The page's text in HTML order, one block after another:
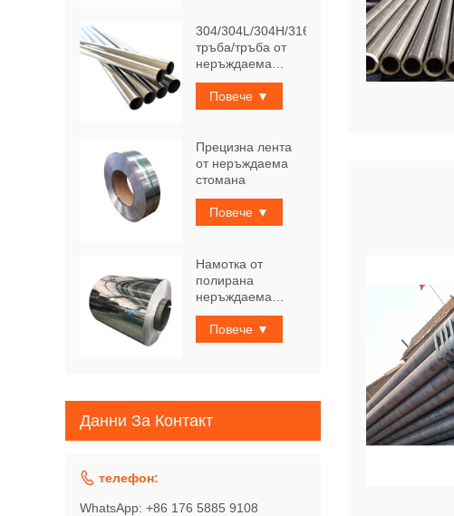
304/304L/304H/316Ti
тръба/тръба от
неръждаема
стомана
Повече ▼
Прецизна лента
от неръждаема
стомана
Повече ▼
Намотка от
полирана
неръждаема
стомана
Повече ▼
Данни За Контакт
 телефон:
WhatsApp: +86 176 5885 9108